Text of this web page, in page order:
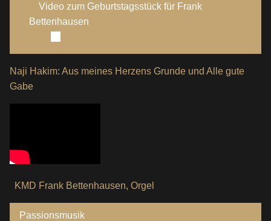
Video zum Geburtstagsstück für Frank
Bettenhausen
Naji Hakim: Aus meines Herzens Grunde und Alle gute
Gabe
KMD Frank Bettenhausen, Orgel
Passionsmusik